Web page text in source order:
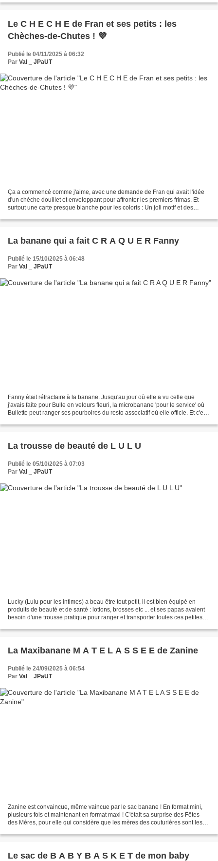
Le C H E C H E de Fran et ses petits : les
Chèches-de-Chutes ! 💜
Publié le 04/11/2025 à 06:32
Par Val _ JPaUT
Ça a commencé comme j'aime, avec une demande de Fran qui avait l'idée
d'un chèche douillet et enveloppant pour affronter les premiers frimas. Et
surtout une carte presque blanche pour les coloris : Un joli motif et des
La banane qui a fait C R A Q U E R Fanny
Publié le 15/10/2025 à 06:48
Par Val _ JPaUT
Fanny était réfractaire à la banane. Jusqu'au jour où elle a vu celle que
j'avais faite pour Bulle en velours fleuri, la microbanane 'pour le service' où
Bullette peut ranger ses pourboires du resto associatif où elle officie. Et c'est
La trousse de beauté de L U L U
Publié le 05/10/2025 à 07:03
Par Val _ JPaUT
Lucky (Lulu pour les intimes) a beau être tout petit, il est bien équipé en
produits de beauté et de santé : lotions, brosses etc ... et ses papas avaient
besoin d'une trousse pratique pour ranger et transporter toutes ces petites
La Maxibanane M A T E L A S S E E de Zanine
Publié le 24/09/2025 à 06:54
Par Val _ JPaUT
Zanine est convaincue, même vaincue par le sac banane ! En format mini,
plusieurs fois et maintenant en format maxi ! C'était sa surprise des Fêtes
des Mères, pour elle qui considère que les mères des couturières sont les
Le sac de B A B Y B A S K E T de mon baby